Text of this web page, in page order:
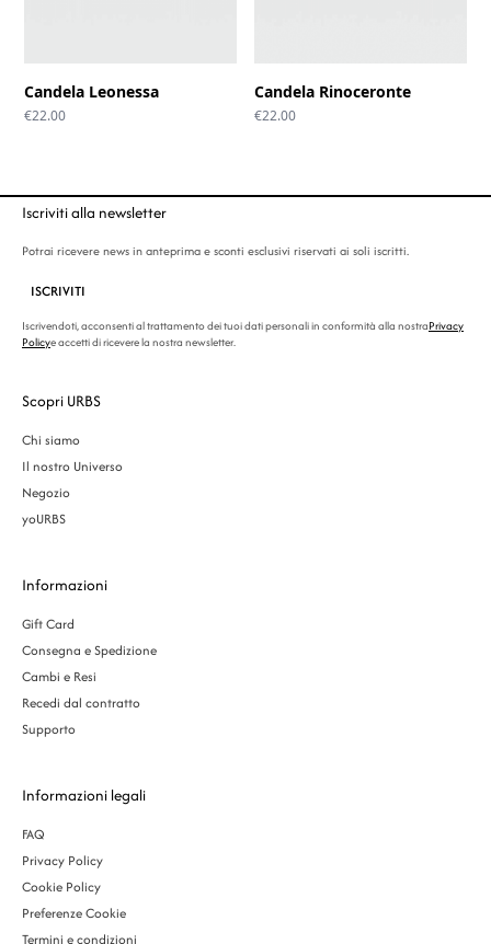
Candela Leonessa
€22.00
Candela Rinoceronte
€22.00
Iscriviti alla newsletter
Potrai ricevere news in anteprima e sconti esclusivi riservati ai soli iscritti.
ISCRIVITI
Iscrivendoti, acconsenti al trattamento dei tuoi dati personali in conformità alla nostraPrivacy
Policye accetti di ricevere la nostra newsletter.
Scopri URBS
Chi siamo
Il nostro Universo
Negozio
yoURBS
Informazioni
Gift Card
Consegna e Spedizione
Cambi e Resi
Recedi dal contratto
Supporto
Informazioni legali
FAQ
Privacy Policy
Cookie Policy
Preferenze Cookie
Termini e condizioni